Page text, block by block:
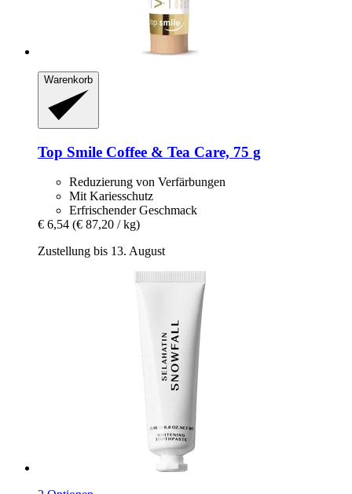
Warenkorb
Top Smile Coffee & Tea Care, 75 g
Reduzierung von Verfärbungen
Mit Kariesschutz
Erfrischender Geschmack
€ 6,54 (€ 87,20 / kg)
Zustellung bis 13. August